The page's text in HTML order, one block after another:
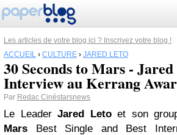
Les articles de votre blog ici ? Inscrivez votre blog !
ACCUEIL › CULTURE › JARED LETO
30 Seconds to Mars -
Interview au Kerrang
Par Redac Cinéstarsnews
Le LeaderJared Letoet son
Mars Best Single and Best